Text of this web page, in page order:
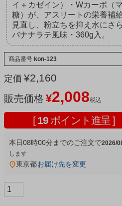
イ＋カゼイン）・Wカーポ（
糖）が、アスリートの栄養補
見直し、粉立ちを抑え水にさ
バナナラテ風味・360g入。
商品番号 kon-123
定価 ¥2,160
販売価格 ¥2,008税込
[ 19 ポイント進呈 ]
本日08時00分 までのご注文で2026/
東京都お届け先を変更